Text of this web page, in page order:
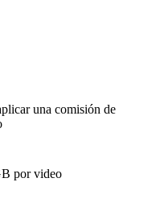
una comisión de
por video